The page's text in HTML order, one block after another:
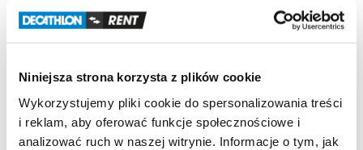
Niniejsza strona korzysta z plików cookie
Wykorzystujemy pliki cookie do spersonalizowania treści
i reklam, aby oferować funkcje społecznościowe i
analizować ruch w naszej witrynie. Informacje o tym, jak
Zaciemnienie
Odporność na wiatr
Odporność na wiatr 50 km ​/​h (Siła 6): testowany w
tunelu aerodynamicznym.